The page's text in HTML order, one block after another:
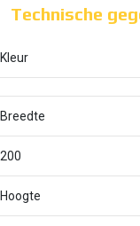
Technische
Kleur
Breedte
200
Hoogte